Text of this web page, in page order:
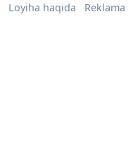
Loyiha haqida Reklama